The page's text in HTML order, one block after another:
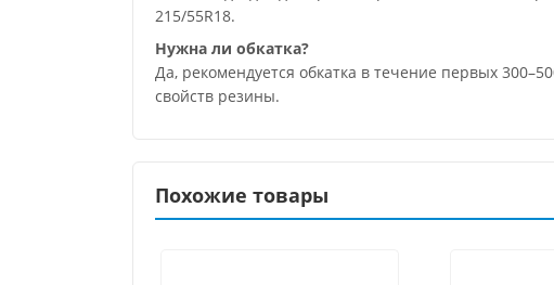
215/55R18.
Нужна ли обкатка?
Да, рекомендуется обкатка в течение первых
свойств резины.
Похожие товары